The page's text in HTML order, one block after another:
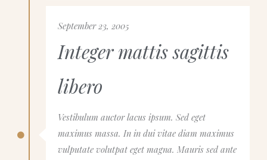
September 23, 2005
Integer mattis sagittis
libero
Vestibulum auctor lacus ipsum. Sed eget
maximus massa. In in dui vitae diam maximus
vulputate volutpat eget magna. Mauris sed ante